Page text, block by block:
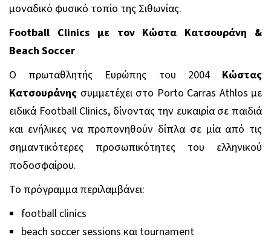
μοναδικό φυσικό τοπίο της Σιθωνίας.
Football Clinics με τον Κώστα Κατσουράνη &
Beach Soccer
Ο πρωταθλητής Ευρώπης του 2004 Κώστας
Κατσουράνης συμμετέχει στο Porto Carras Athlos με
ειδικά Football Clinics, δίνοντας την ευκαιρία σε παιδιά
και ενήλικες να προπονηθούν δίπλα σε μία από τις
σημαντικότερες προσωπικότητες του ελληνικού
ποδοσφαίρου.
Το πρόγραμμα περιλαμβάνει:
football clinics
beach soccer sessions και tournament